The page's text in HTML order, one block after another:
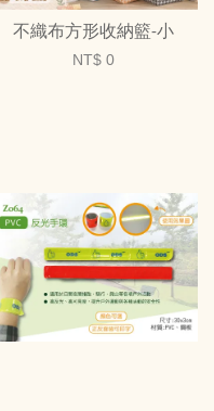
不織布方形收納籃-小
NT$ 0